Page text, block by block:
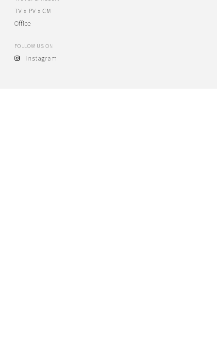
TV x PV x CM
Office
FOLLOW US ON
Instagram